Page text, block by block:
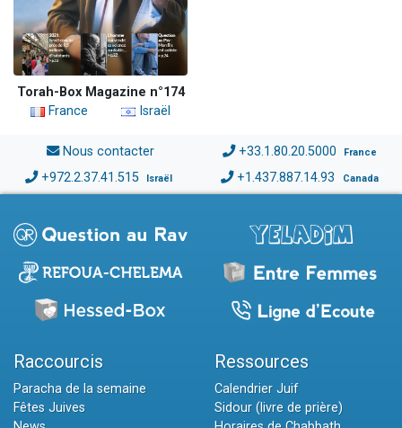
Torah-Box Magazine n°174
France
Israël
Nous contacter +33.1.80.20.5000 France
+972.2.37.41.515 Israël +1.437.887.14.93 Canada
Raccourcis
Paracha de la semaine
Fêtes Juives
Ressources
Calendrier Juif
Sidour (livre de prière)